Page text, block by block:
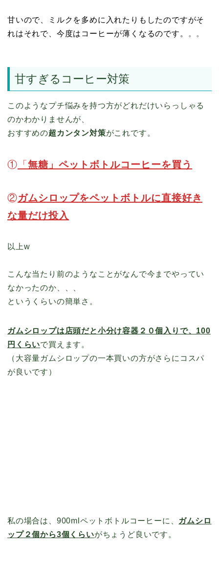
甘いので、ミルクを多めに入れたりもしたのですがそ
れはそれで、今度はコーヒーが薄くなるのです。
。。
甘すぎるコーヒー対策
このようなプチ悩みを持つ方がどれだけいらっしゃる
のかわかりませんが、
おすすめの超カンタン対策がこれです。
① 「 無糖」ペットボトルコーヒーを買う
②ガムシロップをペットボトルに直接好き
な量だけ投入
以上w
こんな当たり前のようなことがなんで今までやってい
なかったのか、、、
というくらいの簡単さ。
ガムシロップは店頭だと小分け容器２０個入りで、100
円くらいで買えます。
（大容量ガムシロップの一本買いの方がさらにコスパ
が良いです）
私の場合は、900mlペットボトルコーヒーに、 ガムシロ
ップ２個から3個くらいがちょうど良いです。